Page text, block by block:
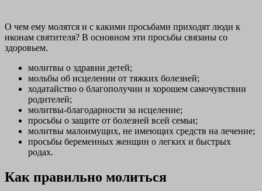
О чем ему молятся и с какими просьбами приходят люди к
иконам святителя? В основном эти просьбы связаны со
здоровьем.
молитвы о здравии детей;
мольбы об исцелении от тяжких болезней;
ходатайство о благополучии и хорошем самочувствии
родителей;
молитвы-благодарности за исцеление;
просьбы о защите от болезней всей семьи;
молитвы малоимущих, не имеющих средств на лечение;
просьбы беременных женщин о легких и быстрых
родах.
Как правильно молиться